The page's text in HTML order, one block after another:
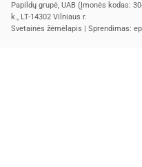
Papildų grupė, UAB (Įmonės kodas:
k., LT-14302 Vilniaus r.
Svetainės žėmėlapis | Sprendimas: